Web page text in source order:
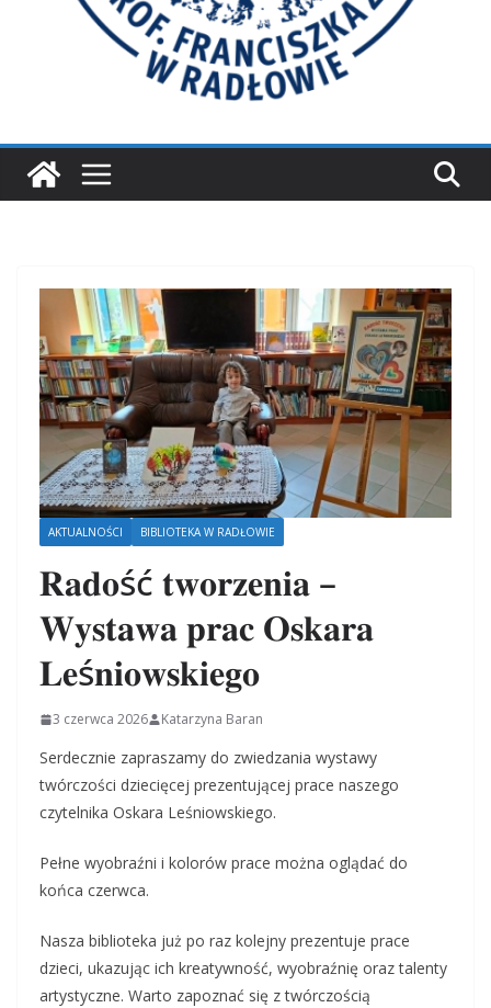
AKTUALNOŚCI BIBLIOTEKA W RADŁOWIE
𝐑𝐚𝐝𝐨ść 𝐭𝐰𝐨𝐫𝐳𝐞𝐧𝐢𝐚 –
𝐖𝐲𝐬𝐭𝐚𝐰𝐚 𝐩𝐫𝐚𝐜 𝐎𝐬𝐤𝐚𝐫𝐚
𝐋𝐞ś𝐧𝐢𝐨𝐰𝐬𝐤𝐢𝐞𝐠𝐨
3 czerwca 2026 Katarzyna Baran
Serdecznie zapraszamy do zwiedzania wystawy
twórczości dziecięcej prezentującej prace naszego
czytelnika Oskara Leśniowskiego.
Pełne wyobraźni i kolorów prace można oglądać do
końca czerwca.
Nasza biblioteka już po raz kolejny prezentuje prace
dzieci, ukazując ich kreatywność, wyobraźnię oraz talenty
artystyczne. Warto zapoznać się z twórczością